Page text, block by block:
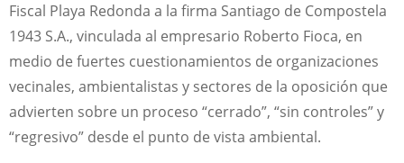
Fiscal Playa Redonda a la firma Santiago de Compostela
1943 S.A., vinculada al empresario Roberto Fioca, en
medio de fuertes cuestionamientos de organizaciones
vecinales, ambientalistas y sectores de la oposición que
advierten sobre un proceso “cerrado”, “sin controles” y
“regresivo” desde el punto de vista ambiental.